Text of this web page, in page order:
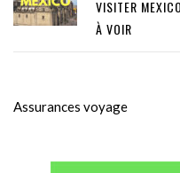
VISITER
À VOIR
Assurances voyage